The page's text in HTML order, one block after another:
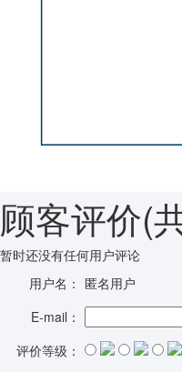
顾客评价(
暂时还没有任何用户评论
用户名： 匿名用户
E-mail：
评价等级：